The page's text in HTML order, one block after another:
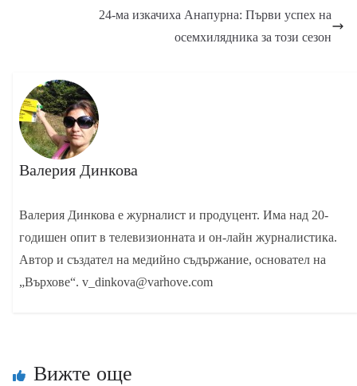
24-ма изкачиха Анапурна: Първи успех на
осемхилядника за този сезон
Валерия Динкова
Валерия Динкова е журналист и продуцент. Има над 20-
годишен опит в телевизионната и он-лайн журналистика.
Автор и създател на медийно съдържание, основател на
„Върхове“. v_dinkova@varhove.com
Вижте още